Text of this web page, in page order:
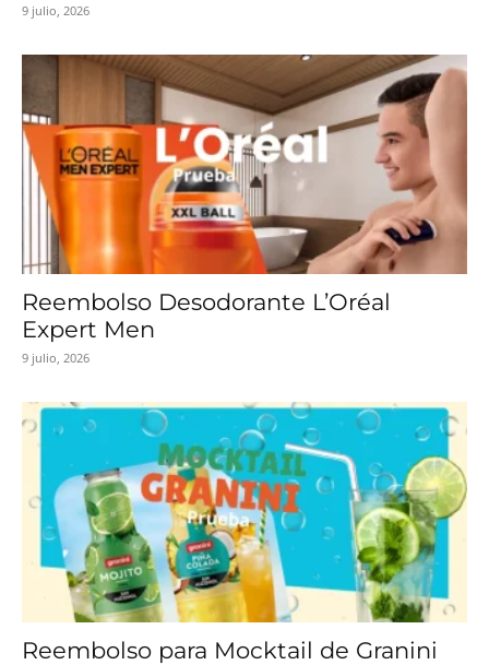
9 julio, 2026
Reembolso Desodorante L’Oréal
Expert Men
9 julio, 2026
Reembolso para Mocktail de Granini